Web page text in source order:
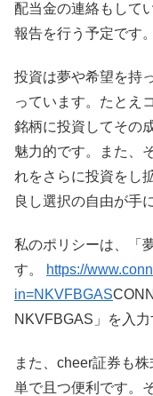
配当金の連絡もして
報告を行う予定です。
投資は夢や希望を持
っています。たとえ
銘柄に投資してその
魅力的です。また、
れをさらに投資をし
良し選択の自由が手
私のポリシーは、「
す。
https://
in=NKVFBGAS
NKVFBGAS」を入力
また、cheer証券も
単で且つ便利です。